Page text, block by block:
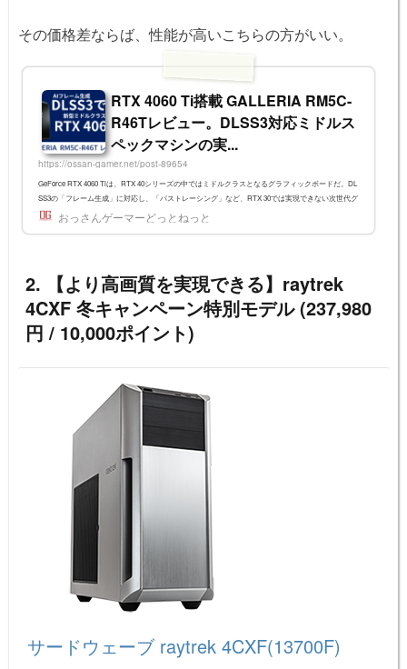
その価格差ならば、性能が高いこちらの方がいい。
RTX 4060 Ti搭載 GALLERIA RM5C-
R46Tレビュー。DLSS3対応ミドルス
ペックマシンの実...
https://ossan-gamer.net/post-89654
GeForce RTX 4060 Tiは、RTX 40シリーズの中ではミドルクラスとなるグラフィックボードだ。DL
SS3の「フレーム生成」に対応し、「パストレーシング」など、RTX 30では実現できない次世代グ
ラフィックスを楽しむことができる。そんなRTX 4060 Tiを搭載するゲーミングPC「GALLERIA R
おっさんゲーマーどっとねっと
2. 【より高画質を実現できる】raytrek
4CXF 冬キャンペーン特別モデル (237,980
円 / 10,000ポイント)
サードウェーブ raytrek 4CXF(13700F)